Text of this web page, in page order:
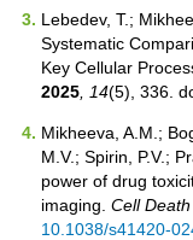
Lebedev, T.;
Systematic
Key Cellular
2025 , 14(5), 336.
Mikheeva, A.M.;
M.V.; Spirin, P.V.;
power of drug
imaging. Cell
10.1038/s41420-